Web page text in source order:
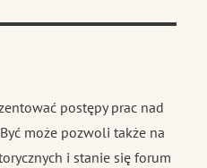
postępy prac nad
może pozwoli także na
i stanie się forum